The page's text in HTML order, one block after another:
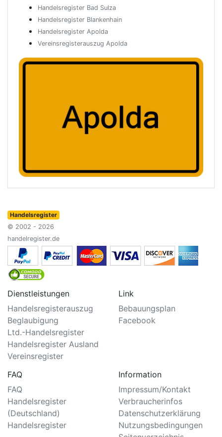
Handelsregister Bad Sulza
Handelsregister Blankenhain
Handelsregister Apolda
Vereinsregisterauszug Apolda
Handelsregister
© 2002 - 2026
handelregister.de
Dienstleistungen
Handelsregisterauszug
Beglaubigung
Ltd.-Handelsregister
Handelsregister Ausland
Vereinsregister
Link
Bebauungsplan
Facebook
FAQ
FAQ
Handelsregister
(Deutschland)
Handelsregister
Information
Impressum/Kontakt
Verbraucherinfos
Datenschutzerklärung
Nutzungsbedingungen